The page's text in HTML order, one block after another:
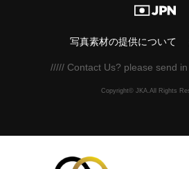
写真素材の提供について
///// Contact Us? please send in
Copyright© JKA.All Rights